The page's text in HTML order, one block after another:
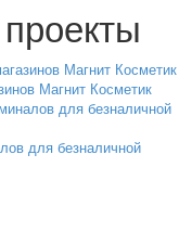
Магнит Косметик
для безналичной